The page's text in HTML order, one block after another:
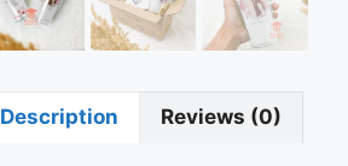
Description Reviews (0)